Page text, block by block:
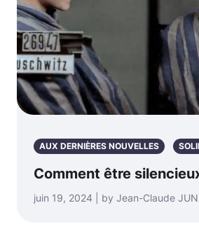
AUX DERNIÈRES NOUVELLES
Comment être
juin 19, 2024 | by Jean-Claude